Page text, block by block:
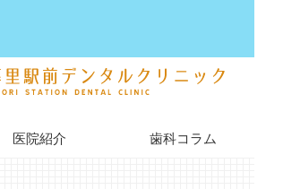
医院紹介 歯科コラム